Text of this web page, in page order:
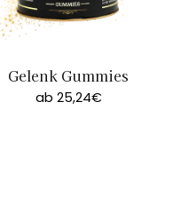
Gelenk Gummies
ab 25,24€